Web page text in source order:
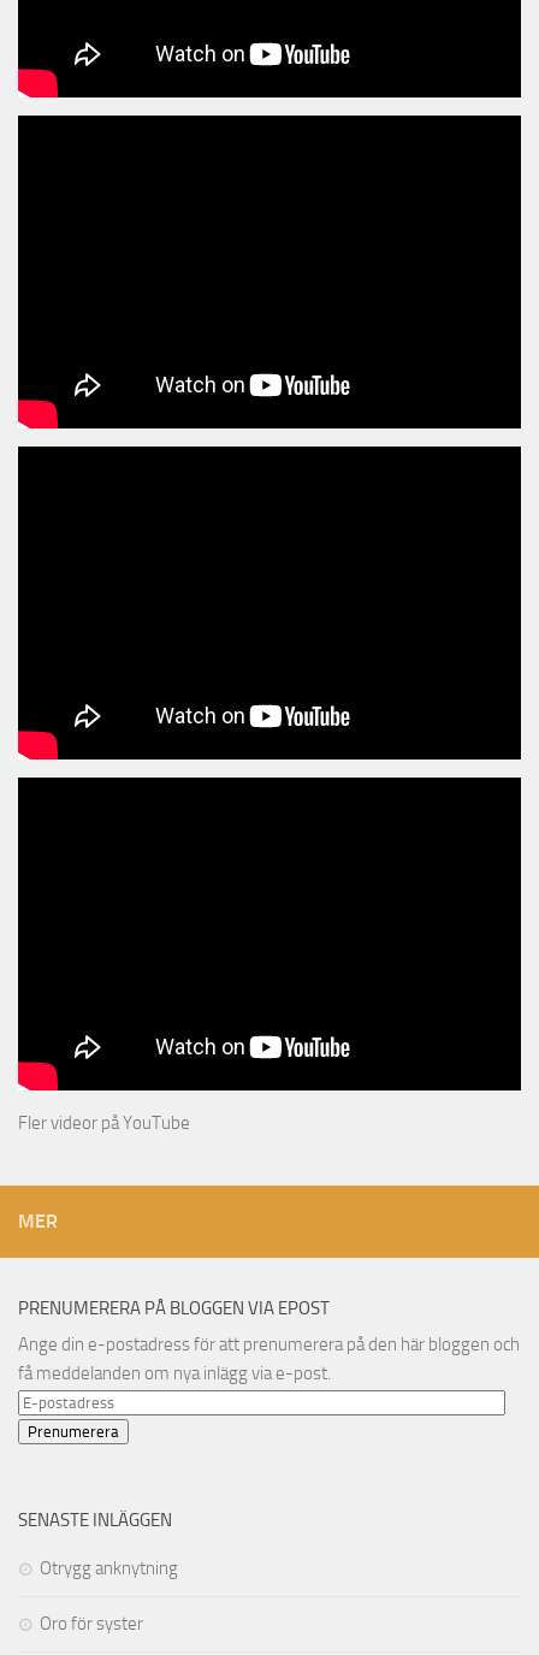
Fler videor på YouTube
MER
PRENUMERERA PÅ BLOGGEN VIA EPOST
Ange din e-postadress för att prenumerera på den här bloggen och
få meddelanden om nya inlägg via e-post.
E-
postadress
Prenumerera
SENASTE INLÄGGEN
Otrygg anknytning
Oro för syster